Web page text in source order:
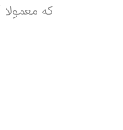
که معمولا